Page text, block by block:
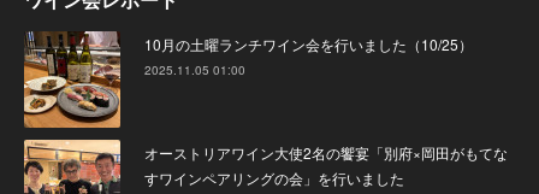
10月の土曜ランチワイン会を行いました（10/25）
2025.11.05 01:00
オーストリアワイン大使2名の饗宴「別府×岡田がもてな
すワインペアリングの会」を行いました